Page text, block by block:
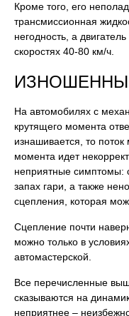
Кроме того, его
трансмиссионная
негодность, а
скоростях 40-80 км/ч.
На автомобилях с
крутящего момента
изнашивается, то
момента идет
неприятные симптомы:
запах гари, а также
сцепления, которая
Сцепление почти
можно только в
автомастерской.
Все перечисленные
сказываются на
неприятнее –